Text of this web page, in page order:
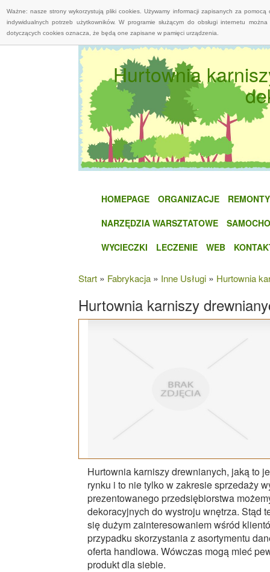
Ważne: nasze strony wykorzystują pliki cookies. Używamy informacji zapisanych za
indywidualnych potrzeb użytkowników. W programie służącym do obsługi internetu
dotyczących cookies oznacza, że będą one zapisane w pamięci urządzenia.
Hurtownia
HOMEPAGE ORGANIZACJE
REMONTY
NARZĘDZIA WARSZTATOWE
WYCIECZKI
LECZENIE WEB
Start » Fabrykacja » Inne Usługi » Hurtownia
Hurtownia karniszy
Hurtownia karniszy drewnianych, jaką to
rynku i to nie tylko w zakresie sprzedaży
prezentowanego przedsiębiorstwa
dekoracyjnych do wystroju wnętrza. Stąd
się dużym zainteresowaniem wśród
przypadku skorzystania z asortymentu
oferta handlowa. Wówczas mogą mieć
produkt dla siebie.